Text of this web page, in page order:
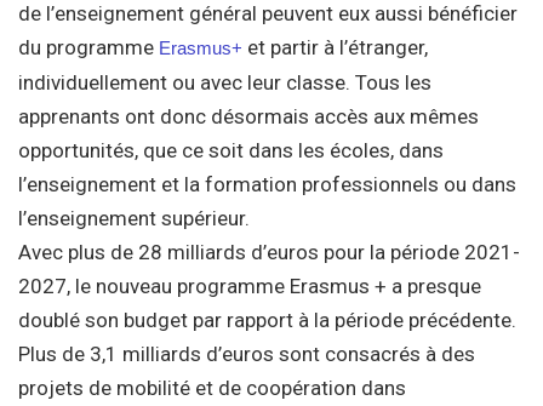
de l’enseignement général peuvent eux aussi bénéficier
du programme Erasmus+ et partir à l’étranger,
individuellement ou avec leur classe. Tous les
apprenants ont donc désormais accès aux mêmes
opportunités, que ce soit dans les écoles, dans
l’enseignement et la formation professionnels ou dans
l’enseignement supérieur.
Avec plus de 28 milliards d’euros pour la période 2021-
2027, le nouveau programme Erasmus + a presque
doublé son budget par rapport à la période précédente.
Plus de 3,1 milliards d’euros sont consacrés à des
projets de mobilité et de coopération dans